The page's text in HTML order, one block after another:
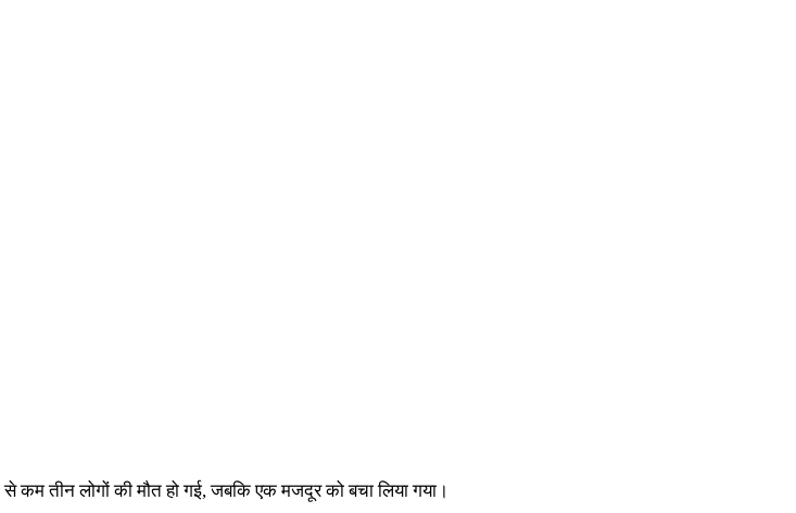
से कम तीन लोगों की मौत हो गई, जबकि एक मजदूर को बचा लिया गया।